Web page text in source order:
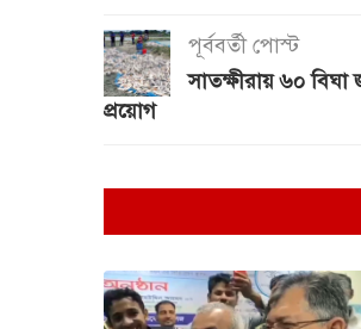
পূর্ববর্তী পোস্ট
সাতক্ষীরায় ৬০
প্রয়োগ